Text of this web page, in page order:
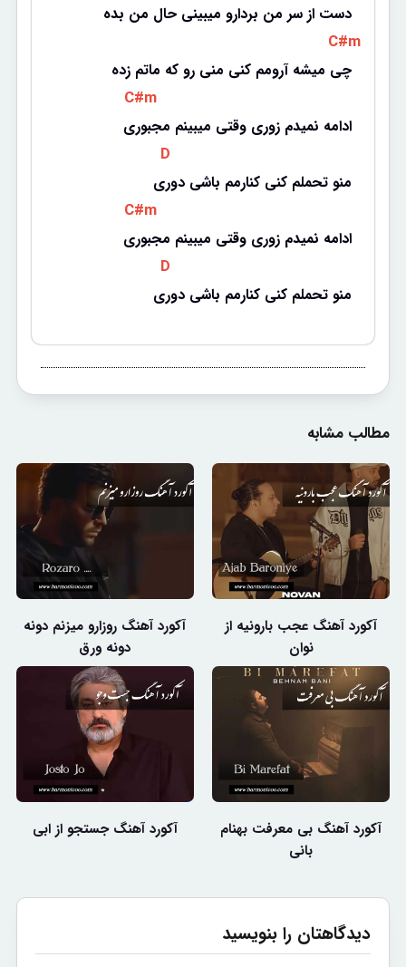
دست از سر من بردارو میبینی حال من بده
C#m
چی میشه آرومم کنی منی رو که ماتم زده
C#m
ادامه نمیدم زوری وقتی میبینم مجبوری
D
منو تحملم کنی کنارمم باشی دوری
C#m
ادامه نمیدم زوری وقتی میبینم مجبوری
D
منو تحملم کنی کنارمم باشی دوری
مطالب مشابه
آکورد آهنگ عجب بارونیه از
نوان
آکورد آهنگ روزارو میزنم دونه
دونه ورق
آکورد آهنگ بی معرفت بهنام
بانی
آکورد آهنگ جستجو از ابی
دیدگاهتان را بنویسید